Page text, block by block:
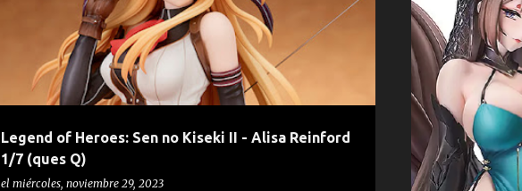
Legend of Heroes: Sen no Kiseki II - Alisa Reinford
1/7 (ques Q)
el miércoles, noviembre 29, 2023